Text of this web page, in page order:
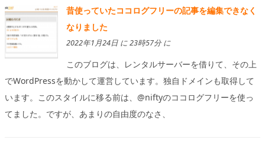
昔使っていたココログフリーの記事を編集できなく
なりました
2022年1月24日 に 23時57分 に
このブログは、レンタルサーバーを借りて、その上
でWordPressを動かして運営しています。独自ドメインも取得して
います。このスタイルに移る前は、@niftyのココログフリーを使っ
てました。ですが、あまりの自由度のなさ、